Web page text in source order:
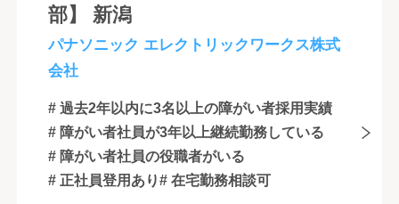
部】 新潟
パナソニック エレクトリックワークス株式
会社
# 過去2年以内に3名以上の障がい者採用実績
# 障がい者社員が3年以上継続勤務している
# 障がい者社員の役職者がいる
# 正社員登用あり# 在宅勤務相談可